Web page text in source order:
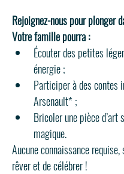
Rejoignez-nous pour plonger
Votre famille pourra :
Écouter des petites
énergie ;
Participer à des contes
Arsenault* ;
Bricoler une pièce
magique.
Aucune connaissance requise,
rêver et de célébrer !